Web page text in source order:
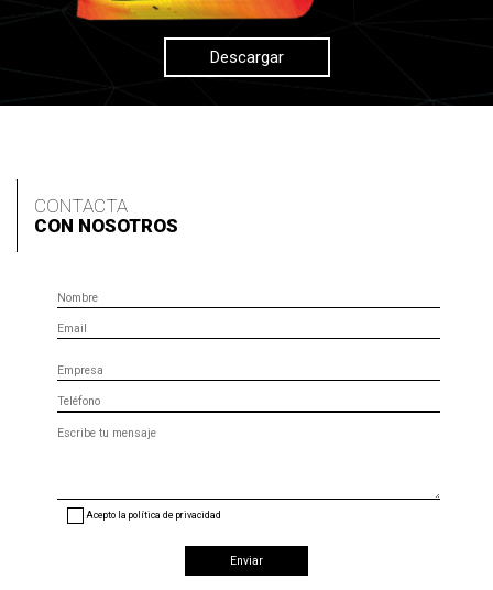
Descargar
CONTACTA
CON NOSOTROS
(opcional)
Acepto la política de privacidad